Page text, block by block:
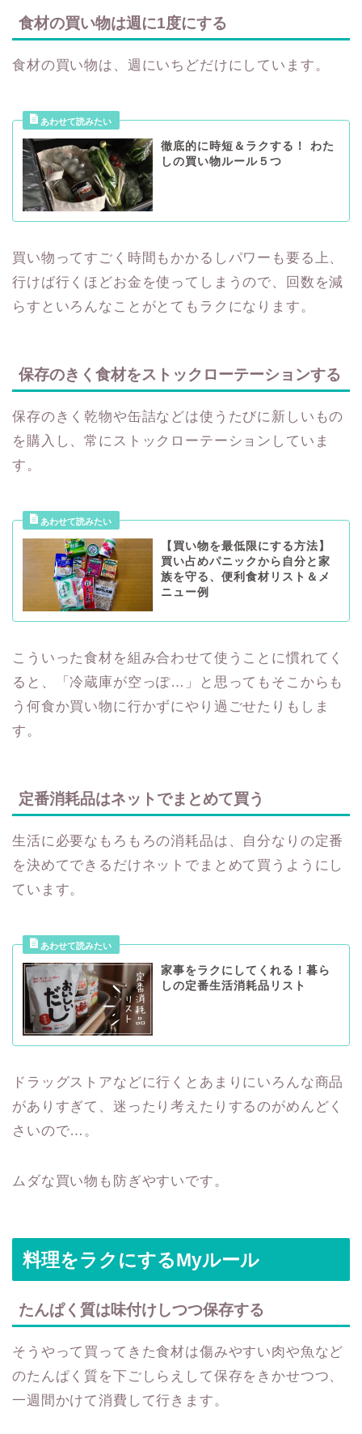
食材の買い物は週に1度にする
食材の買い物は、週にいちどだけにしています。
徹底的に時短＆ラクする！ わた
しの買い物ルール５つ
買い物ってすごく時間もかかるしパワーも要る上、
行けば行くほどお金を使ってしまうので、回数を減
らすといろんなことがとてもラクになります。
保存のきく食材をストックローテーションする
保存のきく乾物や缶詰などは使うたびに新しいもの
を購入し、常にストックローテーションしていま
す。
【買い物を最低限にする方法】
買い占めパニックから自分と家
族を守る、便利食材リスト＆メ
ニュー例
こういった食材を組み合わせて使うことに慣れてく
ると、「冷蔵庫が空っぽ…」と思ってもそこからも
う何食か買い物に行かずにやり過ごせたりもしま
す。
定番消耗品はネットでまとめて買う
生活に必要なもろもろの消耗品は、自分なりの定番
を決めてできるだけネットでまとめて買うようにし
ています。
家事をラクにしてくれる！暮ら
しの定番生活消耗品リスト
ドラッグストアなどに行くとあまりにいろんな商品
がありすぎて、迷ったり考えたりするのがめんどく
さいので…。
ムダな買い物も防ぎやすいです。
料理をラクにするMyルール
たんぱく質は味付けしつつ保存する
そうやって買ってきた食材は傷みやすい肉や魚など
のたんぱく質を下ごしらえして保存をきかせつつ、
一週間かけて消費して行きます。